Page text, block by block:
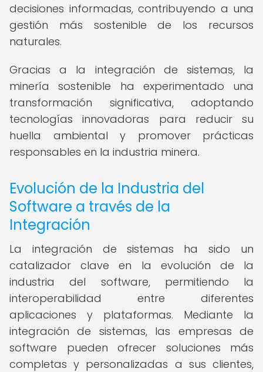
decisiones informadas, contribuyendo a una
gestión más sostenible de los recursos
naturales.
Gracias a la integración de sistemas, la
minería sostenible ha experimentado una
transformación significativa, adoptando
tecnologías innovadoras para reducir su
huella ambiental y promover prácticas
responsables en la industria minera.
Evolución de la Industria del
Software a través de la
Integración
La integración de sistemas ha sido un
catalizador clave en la evolución de la
industria del software, permitiendo la
interoperabilidad entre diferentes
aplicaciones y plataformas. Mediante la
integración de sistemas, las empresas de
software pueden ofrecer soluciones más
completas y personalizadas a sus clientes,